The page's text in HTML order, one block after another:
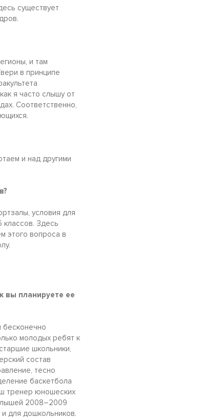
существует
и там
в принципе
я часто слышу от
Соответственно,
и над другими
условия для
классов. Здесь
этого вопроса в
вы планируете ее
молодых ребят к
школьники,
состав
тесно
баскетбола
тренер юношеских
2008–2009
для дошкольников.